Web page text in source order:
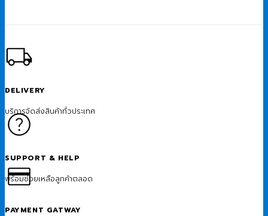
DELIVERY
บริการจัดส่งสินค้าทั่วประเทศ
SUPPORT & HELP
พร้อมช่วยเหลือลูกค้าตลอด
PAYMENT GATWAY